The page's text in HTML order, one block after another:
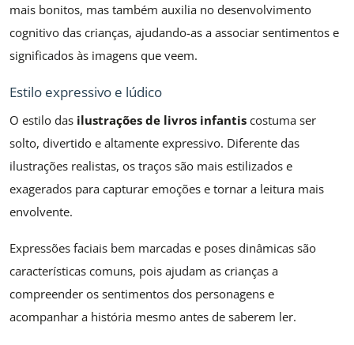
mais bonitos, mas também auxilia no desenvolvimento
cognitivo das crianças, ajudando-as a associar sentimentos e
significados às imagens que veem.
Estilo expressivo e lúdico
O estilo das ilustrações de livros infantis costuma ser
solto, divertido e altamente expressivo. Diferente das
ilustrações realistas, os traços são mais estilizados e
exagerados para capturar emoções e tornar a leitura mais
envolvente.
Expressões faciais bem marcadas e poses dinâmicas são
características comuns, pois ajudam as crianças a
compreender os sentimentos dos personagens e
acompanhar a história mesmo antes de saberem ler.